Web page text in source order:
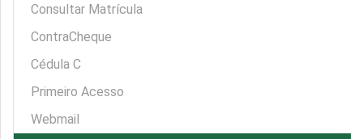
Consultar Matrícula
ContraCheque
Cédula C
Primeiro Acesso
Webmail